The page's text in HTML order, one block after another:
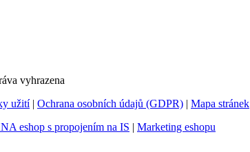
vyhrazena
užití| Ochrana osobních údajů (GDPR) | Mapa stránek
eshop s propojením na IS | Marketing eshopu